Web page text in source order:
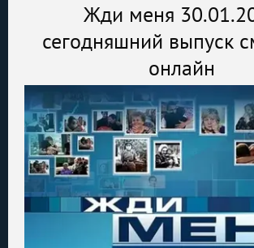
Жди меня
сегодняшний выпуск
онлайн